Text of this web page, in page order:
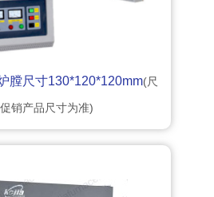
膛尺寸130*120*120mm(尺
销产品尺寸为准)